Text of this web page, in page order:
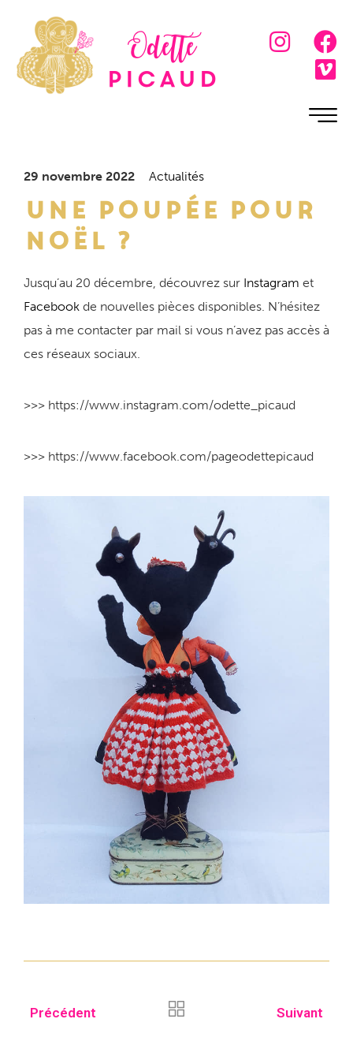
Odette
Picaud
29 novembre 2022 Actualités
Une poupée pour
Noël ?
Jusqu’au 20 décembre, découvrez sur Instagram et
Facebook de nouvelles pièces disponibles. N’hésitez
pas à me contacter par mail si vous n’avez pas accès à
ces réseaux sociaux.
>>> https://www.instagram.com/odette_picaud
>>> https://www.facebook.com/pageodettepicaud
Précédent Suivant